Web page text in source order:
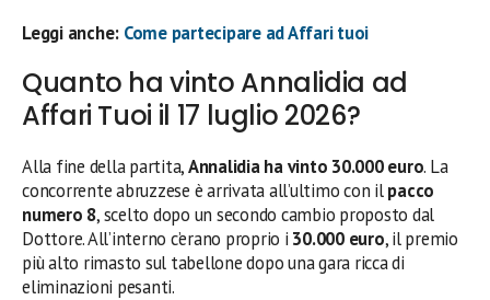
Leggi anche: Come partecipare ad Affari tuoi
Quanto ha vinto Annalidia ad
Affari Tuoi il 17 luglio 2026?
Alla fine della partita,Annalidia ha vinto 30.000 euro. La
concorrente abruzzese è arrivata all’ultimo con ilpacco
numero 8, scelto dopo un secondo cambio proposto dal
Dottore. All’interno c’erano proprio i 30.000 euro, il premio
più alto rimasto sul tabellone dopo una gara ricca di
eliminazioni pesanti.